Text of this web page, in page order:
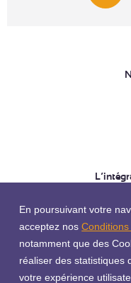
En poursuivant votre
acceptez nosConditions
notamment que des
réaliser des statistiques
votre expérience